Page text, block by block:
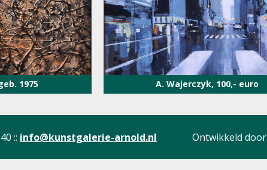
1975 A. Wajerczyk, 100,- euro
:: info@kunstgalerie-arnold.nl Ontwikkeld door